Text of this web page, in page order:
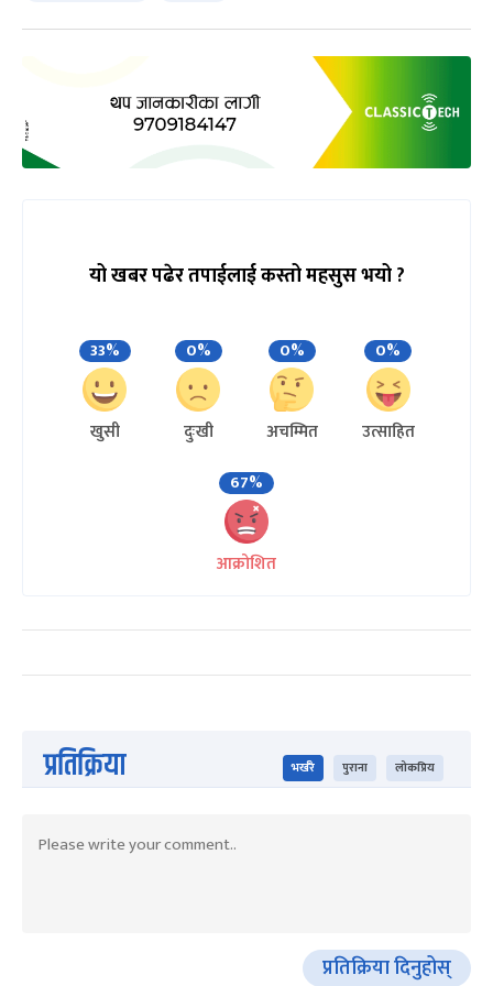
यो खबर पढेर तपाईलाई कस्तो महसुस भयो ?
33%
खुसी
0%
दुःखी
0%
अचम्मित
0%
उत्साहित
67%
आक्रोशित
प्रतिक्रिया भर्खरै पुराना लोकप्रिय
प्रतिक्रिया दिनुहोस्